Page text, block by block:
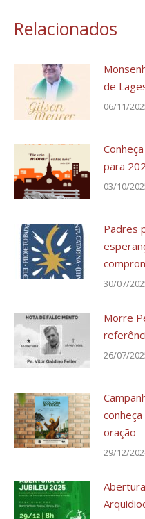
Relacionados
de
06/11/
para
03/10/
Padres
30/07/
Morre
26/07/
oração
29/12/